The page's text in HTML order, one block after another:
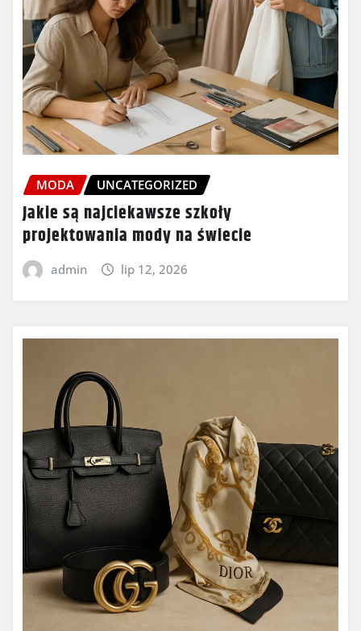
MODA UNCATEGORIZED
Jakie są najciekawsze szkoły
projektowania mody na świecie
admin lip 12, 2026